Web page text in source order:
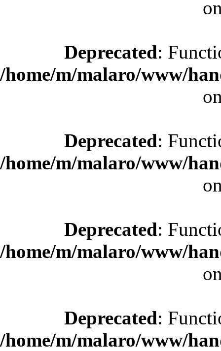
Deprecated:
/home/m/malaro/www/
Deprecated:
/home/m/malaro/www/
Deprecated:
/home/m/malaro/www/
Deprecated:
/home/m/malaro/www/